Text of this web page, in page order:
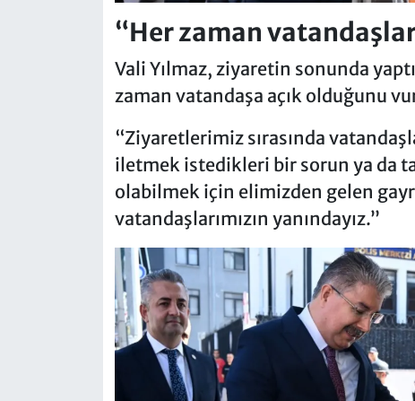
“Her zaman
Vali Yılmaz, ziyaretin sonunda
zaman vatandaşa açık olduğunu
“Ziyaretlerimiz sırasında
iletmek istedikleri bir sorun ya da
olabilmek için elimizden gelen
vatandaşlarımızın yanındayız.”